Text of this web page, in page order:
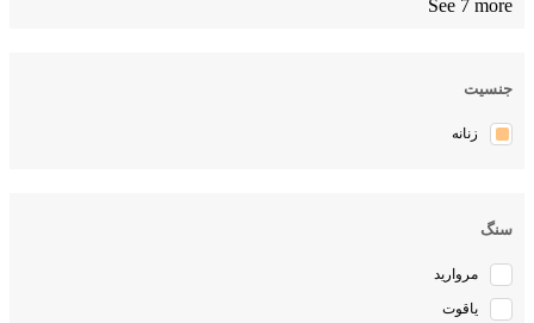
See 7 more
جنسیت
زنانه
سنگ
مروارید
یاقوت